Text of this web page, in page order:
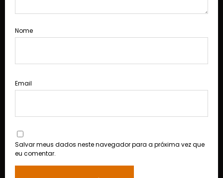
Nome
Email
Salvar meus dados neste navegador para a próxima vez que
eu comentar.